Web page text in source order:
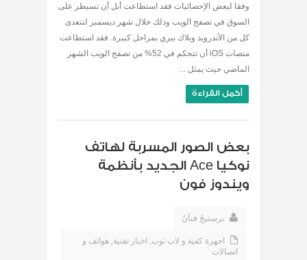
وفقا لبعض الإحصائيات فقد استطاعت أبل أن تسيطر على
السوق في تصفح الويب وذلك خلال شهر ديسمبر لتتعدى
كل من الأندرويد وبلاك بيري بمراحل كبيرة. فقد استطاعت
منصات iOS أن تتحكم في 52% من تصفح الويب الشهر
الماضي حيث يمثل ...
أكمل القراءة
بعض الصور المسربة لهاتف
نوكيا Ace الجديد بأنظمة
ويندوز فون
برستيجً فنآنً
اجهزة كفية و لاب توب, اخبار تقنية, هواتف و
اتصالات